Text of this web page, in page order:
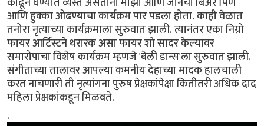
आणि हुक्का ओढण्याचा कार्यक्रम पार पडला होता. काही वेळात
तनोरा नृत्याच्या कार्यक्रमाला सुरुवात झाली. त्यानंतर एका निग्रो
फायर आर्टिस्टने थरारक असा फायर शो सादर केल्यावर
समारोपाचा विशेष कार्यक्रम म्हणजे 'बेली डान्स'ला सुरुवात झाली.
संगीताच्या तालावर आपल्या कमनीय देहाच्या मादक हालचाली
करत नाचणारी ती नृत्यांगना पुरुष प्रेक्षकांपेक्षा कितीतरी अधिक दाद
महिला प्रेक्षकांकडून मिळवते.
.